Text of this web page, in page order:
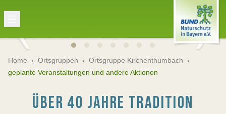
Home › Ortsgruppen › Ortsgruppe Kirchenthumbach ›
geplante Veranstaltungen und andere Aktionen
ÜBER 40 JAHRE TRADITION